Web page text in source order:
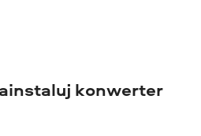
konwerter